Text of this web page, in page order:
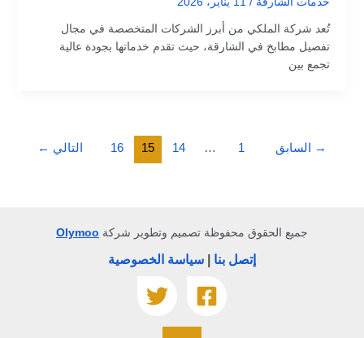
تُعد شركة الملكي من أبرز الشركات المتخصصة في مجال
تفصيل مطابخ في الشارقة، حيث تقدم خدماتها بجودة عالية
تجمع بين
→ السابق 1
…
14
15
16 التالي ←
جميع الحقوق محفوظة تصميم وتطوير شركة Olymoo
إتصل بنا سياسة الخصوصية